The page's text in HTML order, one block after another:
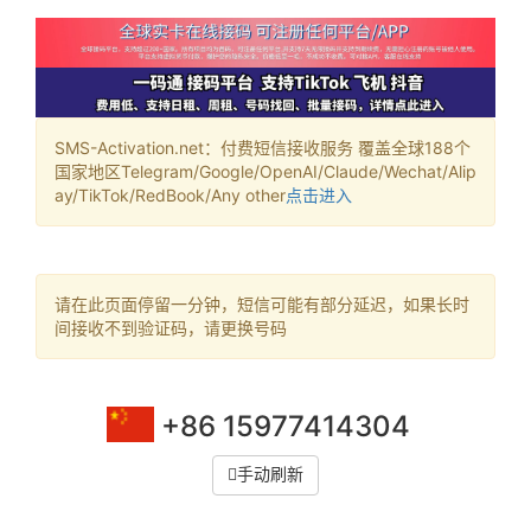
SMS-Activation.net：付费短信接收服务 覆盖全球188个
国家地区Telegram/Google/OpenAI/Claude/Wechat/Alip
ay/TikTok/RedBook/Any other点击进入
请在此页面停留一分钟，短信可能有部分延迟，如果长时
间接收不到验证码，请更换号码
+86 15977414304
手动刷新